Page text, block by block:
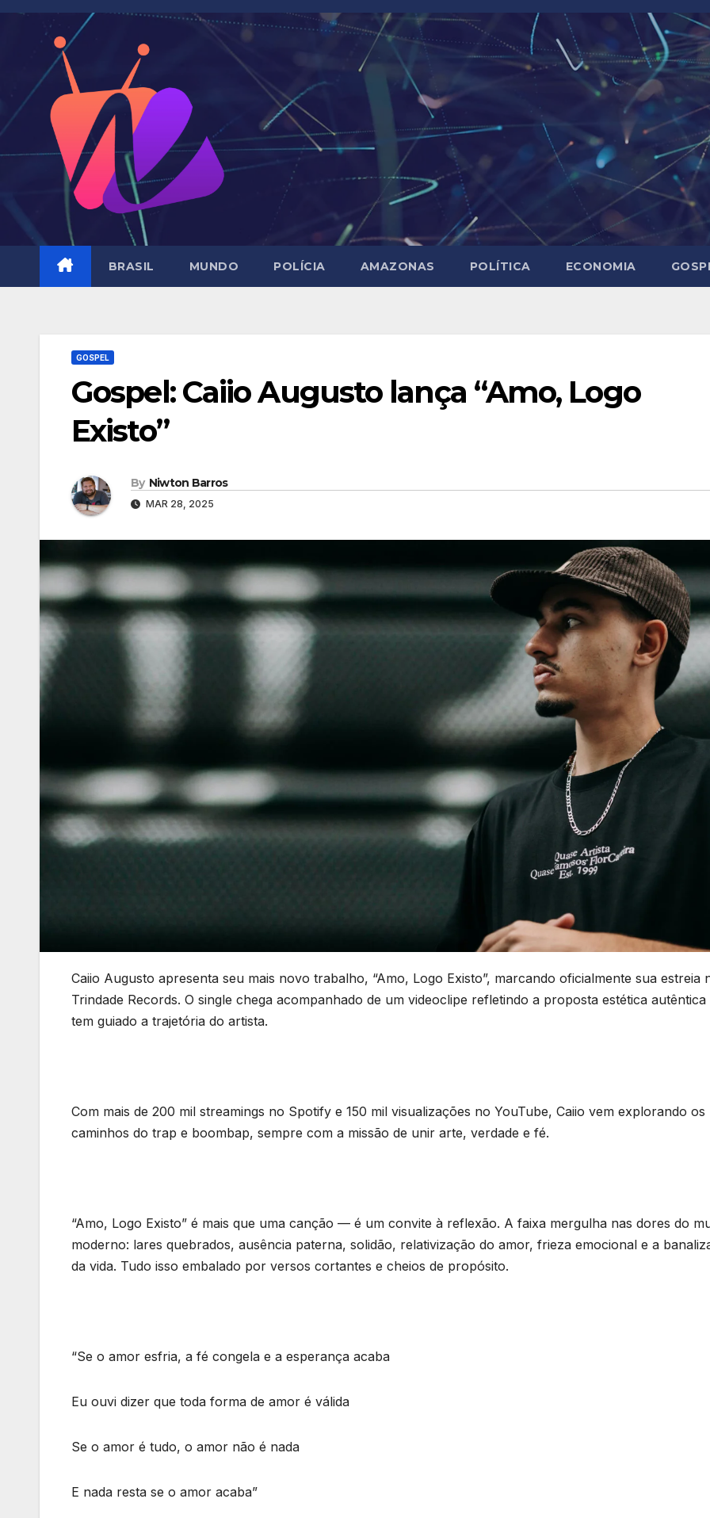
Skip
BRASIL MUNDO POLÍCIA AMAZONAS POLÍTICA ECONOMIA
GOSPEL
Gospel: Caiio Augusto lança “Amo, Logo
Existo”
By Niwton Barros
MAR 28, 2025
Caiio Augusto apresenta seu mais novo trabalho, “Amo, Logo Existo”, marcando oficialmente sua estreia
Trindade Records. O single chega acompanhado de um videoclipe refletindo a proposta estética autêntica
tem guiado a trajetória do artista.
Com mais de 200 mil streamings no Spotify e 150 mil visualizações no YouTube, Caiio vem explorando os
caminhos do trap e boombap, sempre com a missão de unir arte, verdade e fé.
“Amo, Logo Existo” é mais que uma canção — é um convite à reflexão. A faixa mergulha nas dores do
moderno: lares quebrados, ausência paterna, solidão, relativização do amor, frieza emocional e a
da vida. Tudo isso embalado por versos cortantes e cheios de propósito.
“Se o amor esfria, a fé congela e a esperança acaba
Eu ouvi dizer que toda forma de amor é válida
Se o amor é tudo, o amor não é nada
E nada resta se o amor acaba”